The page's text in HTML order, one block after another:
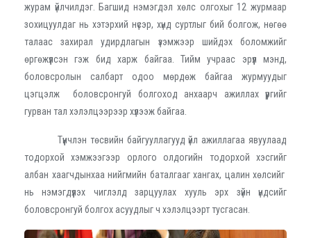
журам үйлчилдэг. Багшид нэмэгдэл хөлс олгохыг 12 журмаар
зохицуулдаг нь хэтэрхий нүсэр, хүнд суртлыг бий болгож, нөгөө
талаас захирал удирдлагын үзэмжээр шийдэх боломжийг
өргөжүүлсэн гэж бид харж байгаа. Тийм учраас эрүүл мэнд,
боловсролын салбарт одоо мөрдөж байгаа журмуудыг
цэгцэлж боловсронгуй болгоход анхаарч ажиллах үүргийг
гурван тал хэлэлцээрээр хүлээж байгаа.
Түүнчлэн төсвийн байгууллагууд үйл ажиллагаа явуулаад
тодорхой хэмжээгээр орлого олдогийн тодорхой хэсгийг
албан хаагчдынхаа нийгмийн баталгааг хангах, цалин хөлсийг
нь нэмэгдүүлэх чиглэлд зарцуулах хууль эрх зүйн үндсийг
боловсронгуй болгох асуудлыг ч хэлэлцээрт тусгасан.